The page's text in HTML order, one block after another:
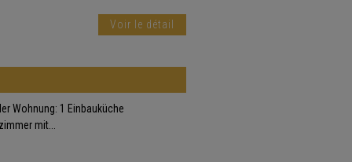
Voir le détail
Wohnung: 1 Einbauküche
mit...